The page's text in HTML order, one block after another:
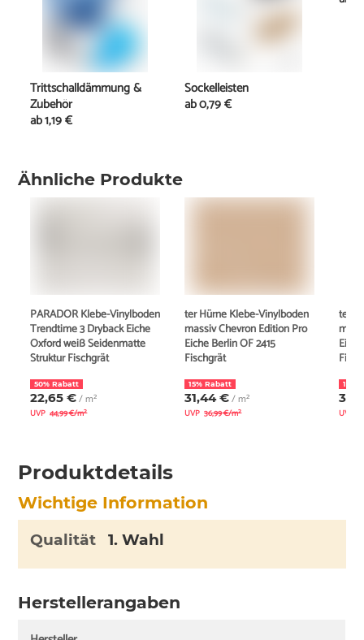
Ähnliche Produkte
PARADOR Klebe-Vinylboden
Trendtime 3 Dryback Eiche
Oxford weiß Seidenmatte
Struktur Fischgrät
50% Rabatt
22,65 €/ m²
UVP 44,99 €/m²
ter Hürne Klebe-Vinylboden
massiv Chevron Edition Pro
Eiche Berlin OF 2415
Fischgrät
15% Rabatt
31,44 €/ m²
UVP 36,99 €/m²
ter
15%
UVP
Produktdetails
Wichtige Information
Qualität 1. Wahl
Herstellerangaben
Trittschalldämmung &
Zubehör
ab1,19 €
Sockelleisten
ab0,79 €